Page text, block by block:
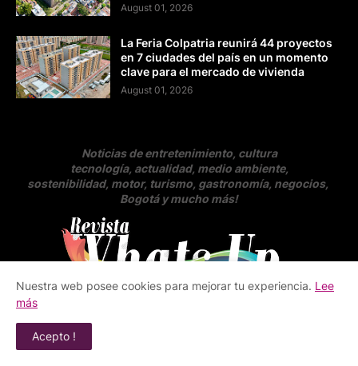
August 01, 2026
La Feria Colpatria reunirá 44 proyectos
en 7 ciudades del país en un momento
clave para el mercado de vivienda
August 01, 2026
Noticias de entretenimiento, cultura
tecnología, actualidad, medio ambiente,
sostenibilidad, motor, turismo, gastronomía, negocios,
Bogotá y mucho más!
Revista whats up | Medio digital alternativo e
Nuestra web posee cookies para mejorar tu experiencia. Lee
más
Acepto !